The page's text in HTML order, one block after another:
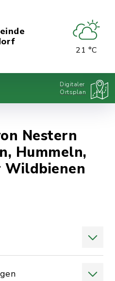
21 °C
Digitaler
Ortsplan
Nestern
Hummeln,
Wildbienen